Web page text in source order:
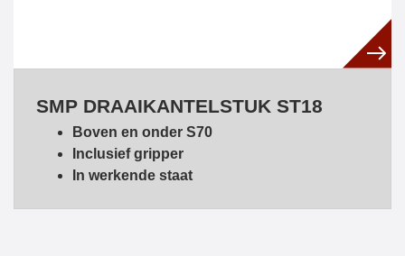
SMP DRAAIKANTELSTUK ST18
Boven en onder S70
Inclusief gripper
In werkende staat